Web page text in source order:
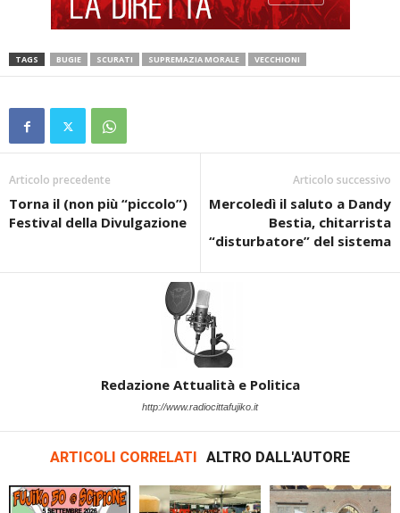
TAGS BUGIE SCURATI SUPREMAZIA MORALE VECCHIONI
Articolo precedente
Torna il (non più “piccolo”)
Festival della Divulgazione
Articolo successivo
Mercoledì il saluto a Dandy
Bestia, chitarrista
“disturbatore” del sistema
Redazione Attualità e Politica
http://www.radiocittafujiko.it
ARTICOLI CORRELATI ALTRO DALL'AUTORE